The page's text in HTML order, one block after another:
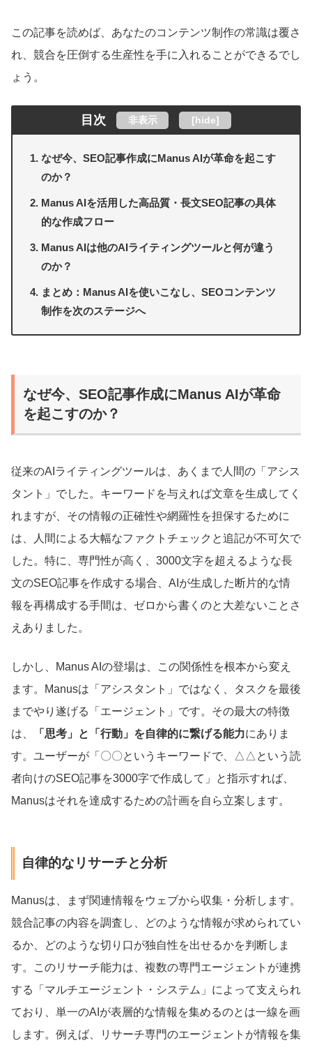
この記事を読めば、あなたのコンテンツ制作の常識は覆さ
れ、競合を圧倒する生産性を手に入れることができるでし
ょう。
目次 非表示 [hide]
なぜ今、SEO記事作成にManus AIが革命を起こす
のか？
Manus AIを活用した高品質・長文SEO記事の具体
的な作成フロー
Manus AIは他のAIライティングツールと何が違う
のか？
まとめ：Manus AIを使いこなし、SEOコンテンツ
制作を次のステージへ
なぜ今、SEO記事作成にManus AIが革命
を起こすのか？
従来のAIライティングツールは、あくまで人間の「アシス
タント」でした。キーワードを与えれば文章を生成してく
れますが、その情報の正確性や網羅性を担保するために
は、人間による大幅なファクトチェックと追記が不可欠で
した。特に、専門性が高く、3000文字を超えるような長
文のSEO記事を作成する場合、AIが生成した断片的な情
報を再構成する手間は、ゼロから書くのと大差ないことさ
えありました。
しかし、Manus AIの登場は、この関係性を根本から変え
ます。Manusは「アシスタント」ではなく、タスクを最後
までやり遂げる「エージェント」です。その最大の特徴
は、
「思考」と「行動」を自律的に繋げる能力にありま
す。ユーザーが「〇〇というキーワードで、△△という読
者向けのSEO記事を3000字で作成して」と指示すれば、
Manusはそれを達成するための計画を自ら立案します。
自律的なリサーチと分析
Manusは、まず関連情報をウェブから収集・分析します。
競合記事の内容を調査し、どのような情報が求められてい
るか、どのような切り口が独自性を出せるかを判断しま
す。このリサーチ能力は、複数の専門エージェントが連携
する「マルチエージェント・システム」によって支えられ
ており、単一のAIが表層的な情報を集めるのとは一線を画
します。例えば、リサーチ専門のエージェントが情報を集